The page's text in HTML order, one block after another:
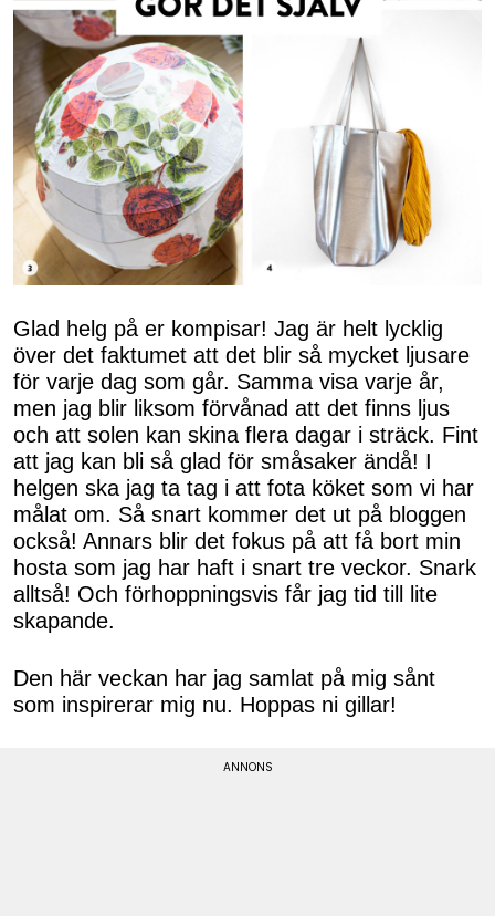
Glad helg på er kompisar! Jag är helt lycklig
över det faktumet att det blir så mycket ljusare
för varje dag som går. Samma visa varje år,
men jag blir liksom förvånad att det finns ljus
och att solen kan skina flera dagar i sträck. Fint
att jag kan bli så glad för småsaker ändå! I
helgen ska jag ta tag i att fota köket som vi har
målat om. Så snart kommer det ut på bloggen
också! Annars blir det fokus på att få bort min
hosta som jag har haft i snart tre veckor. Snark
alltså! Och förhoppningsvis får jag tid till lite
skapande.
Den här veckan har jag samlat på mig sånt
som inspirerar mig nu. Hoppas ni gillar!